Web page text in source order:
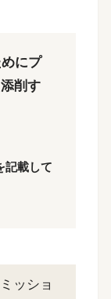
にプ
削す
記載して
ッショ